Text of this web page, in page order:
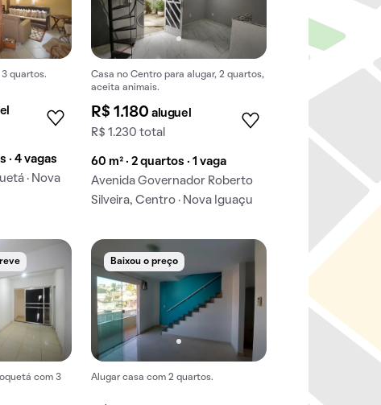
quartos.
· 4 vagas
· Nova
Casa no Centro para alugar, 2 quartos,
aceita animais.
R$ 1.180 aluguel
R$ 1.230 total
60 m² · 2 quartos · 1 vaga
Avenida Governador Roberto
Silveira, Centro · Nova Iguaçu
com 3
Baixou o preço
Alugar casa com 2 quartos.